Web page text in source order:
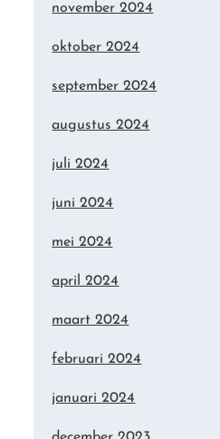
november 2024
oktober 2024
september 2024
augustus 2024
juli 2024
juni 2024
mei 2024
april 2024
maart 2024
februari 2024
januari 2024